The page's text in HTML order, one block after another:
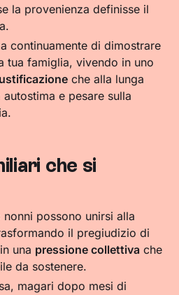
la provenienza definisse il
continuamente di dimostrare
tua famiglia, vivendo in uno
che alla lunga
e pesare sulla
che si
possono unirsi alla
il pregiudizio di
una pressione collettiva che
da sostenere.
magari dopo mesi di